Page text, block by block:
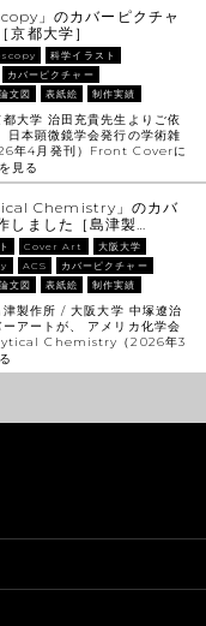
」のカバーピクチャ
京都大学］
科学イラスト
カバーピクチャー
論文図 表紙絵 制作実績
大学 治田充貴先生よりご依
日本顕微鏡学会発行の学術雑
年4月発刊）Front Coverに
見る
Chemistry」のカバ
しました［島津製…
Cover Art
大阪大学
ACS
カバーピクチャー
論文図 表紙絵 制作実績
製作所 / 大阪大学 中塚遼治
アートが、 アメリカ化学会
Chemistry（2026年3